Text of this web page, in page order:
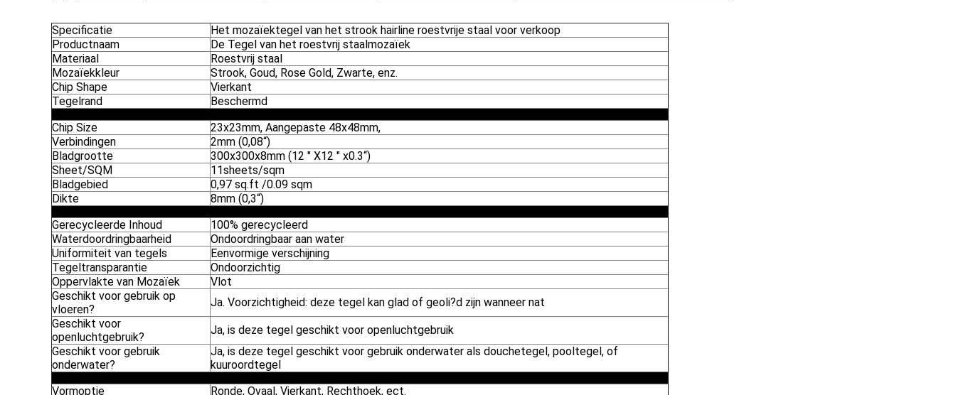
Specificatie
Het mozaïektegel van het strook hairline roestvrije staal voor verkoop
Productnaam
De Tegel van het roestvrij staalmozaïek
Materiaal
Roestvrij staal
Mozaïekkleur
Strook, Goud, Rose Gold, Zwarte, enz.
Chip Shape
Vierkant
Tegelrand
Beschermd
Chip Size
23x23mm, Aangepaste 48x48mm,
Verbindingen
2mm (0,08“)
Bladgrootte
300x300x8mm (12 " X12 " x0.3“)
Sheet/SQM
11sheets/sqm
Bladgebied
0,97 sq.ft /0.09 sqm
Dikte
8mm (0,3“)
Gerecycleerde Inhoud
100% gerecycleerd
Waterdoordringbaarheid
Ondoordringbaar aan water
Uniformiteit van tegels
Eenvormige verschijning
Tegeltransparantie
Ondoorzichtig
Oppervlakte van Mozaïek
Vlot
Geschikt voor gebruik op
vloeren?
Ja. Voorzichtigheid: deze tegel kan glad of geoli?d zijn wanneer nat
Geschikt voor
openluchtgebruik?
Ja, is deze tegel geschikt voor openluchtgebruik
Geschikt voor gebruik
onderwater?
Ja, is deze tegel geschikt voor gebruik onderwater als douchetegel, pooltegel, of
kuuroordtegel
Vormoptie
Ronde, Ovaal, Vierkant, Rechthoek, ect.